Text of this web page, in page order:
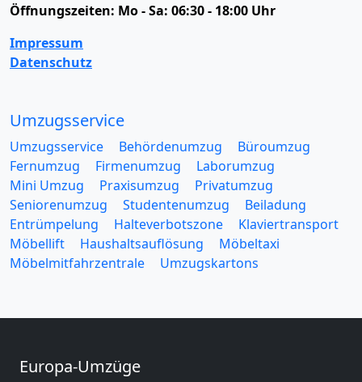
Öffnungszeiten: Mo - Sa: 06:30 - 18:00 Uhr
Impressum
Datenschutz
Umzugsservice
Umzugsservice Behördenumzug
Büroumzug
Fernumzug
Firmenumzug
Laborumzug
Mini Umzug
Praxisumzug
Privatumzug
Seniorenumzug
Studentenumzug
Beiladung
Entrümpelung
Halteverbotszone
Klaviertransport
Möbellift
Haushaltsauflösung
Möbeltaxi
Möbelmitfahrzentrale
Umzugskartons
Europa-Umzüge